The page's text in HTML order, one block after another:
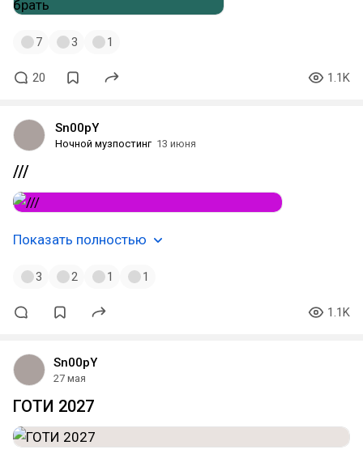
7 3 1
20 1.1K
Sn00pY
Ночной музпостинг 13 июня
///
Показать полностью
3 2 1 1
1.1K
Sn00pY
27 мая
ГОТИ 2027